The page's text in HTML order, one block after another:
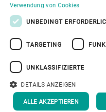
Youtube Privacy Policy
Verwendung von Cookies
UNBEDINGT
TARGETING
UNKLASSIFIZIERTE
DETAILS ANZEIGEN
ALLE AKZEPTIEREN